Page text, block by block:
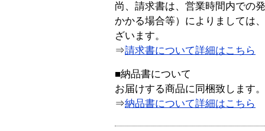
尚、請求書は、営業時間内での
かかる場合等）によりましては
ざいます。
⇒請求書について詳細はこちら
■納品書について
お届けする商品に同梱致します。
⇒納品書について詳細はこちら